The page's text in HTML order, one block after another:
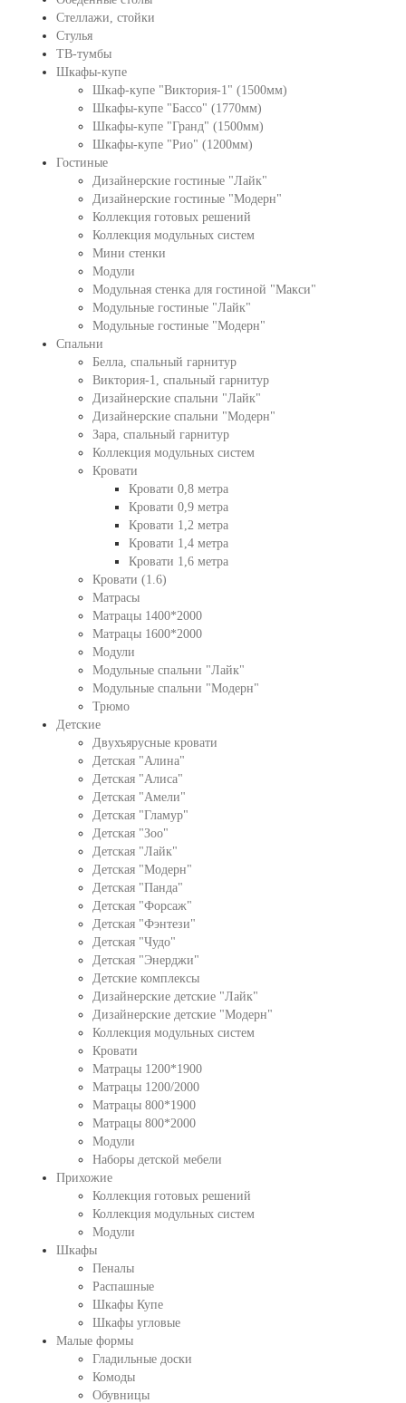
Стеллажи, стойки
Стулья
ТВ-тумбы
Шкафы-купе
Шкаф-купе "Виктория-1" (1500мм)
Шкафы-купе "Бассо" (1770мм)
Шкафы-купе "Гранд" (1500мм)
Шкафы-купе "Рио" (1200мм)
Гостиные
Дизайнерские гостиные "Лайк"
Дизайнерские гостиные "Модерн"
Коллекция готовых решений
Коллекция модульных систем
Мини стенки
Модули
Модульная стенка для гостиной "Макси"
Модульные гостиные "Лайк"
Модульные гостиные "Модерн"
Спальни
Белла, спальный гарнитур
Виктория-1, спальный гарнитур
Дизайнерские спальни "Лайк"
Дизайнерские спальни "Модерн"
Зара, спальный гарнитур
Коллекция модульных систем
Кровати
Кровати 0,8 метра
Кровати 0,9 метра
Кровати 1,2 метра
Кровати 1,4 метра
Кровати 1,6 метра
Кровати (1.6)
Матрасы
Матрацы 1400*2000
Матрацы 1600*2000
Модули
Модульные спальни "Лайк"
Модульные спальни "Модерн"
Трюмо
Детские
Двухъярусные кровати
Детская "Алина"
Детская "Алиса"
Детская "Амели"
Детская "Гламур"
Детская "Зоо"
Детская "Лайк"
Детская "Модерн"
Детская "Панда"
Детская "Форсаж"
Детская "Фэнтези"
Детская "Чудо"
Детская "Энерджи"
Детские комплексы
Дизайнерские детские "Лайк"
Дизайнерские детские "Модерн"
Коллекция модульных систем
Кровати
Матрацы 1200*1900
Матрацы 1200/2000
Матрацы 800*1900
Матрацы 800*2000
Модули
Наборы детской мебели
Прихожие
Коллекция готовых решений
Коллекция модульных систем
Модули
Шкафы
Пеналы
Распашные
Шкафы Купе
Шкафы угловые
Малые формы
Гладильные доски
Комоды
Обувницы